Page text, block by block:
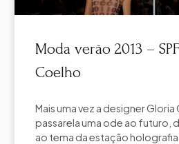
Moda verão 2013 –
Coelho
Mais uma vez a designer
passarela uma ode ao futuro,
ao tema da estação holografia